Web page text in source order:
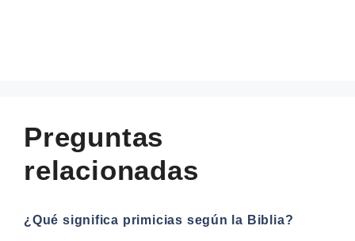
Preguntas
relacionadas
¿Qué significa primicias según la Biblia?